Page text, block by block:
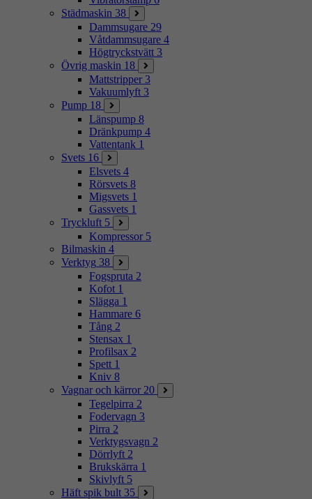
Städmaskin 38
Dammsugare 29
Våtdammsugare 4
Högtryckstvätt 3
Övrig maskin 18
Mattstripper 3
Vakuumlyft 3
Pump 18
Länspump 8
Dränkpump 4
Vattentank 1
Svets 16
Elsvets 4
Rörsvets 8
Migsvets 1
Gassvets 1
Tryckluft 5
Kompressor 5
Bilmaskin 4
Verktyg 38
Fogspruta 2
Kofot 1
Slägga 1
Hammare 6
Tång 2
Stensax 1
Profilsax 2
Spett 1
Kniv 8
Vagnar och kärror 20
Tegelpirra 2
Fodervagn 3
Pirra 2
Verktygsvagn 2
Dörrlyft 2
Brukskärra 1
Skivlyft 5
Häft spik bult 35